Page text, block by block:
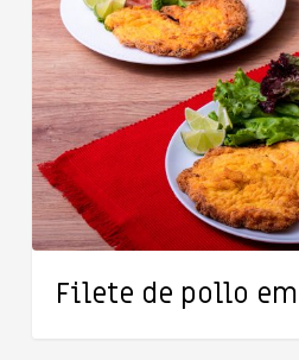
pollo
empanizado
Filete de pollo